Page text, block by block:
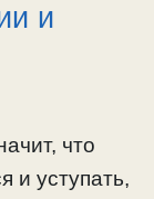
и
что
и уступать,